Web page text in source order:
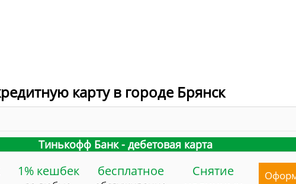
карту в городе Брянск
Тинькофф Банк - дебетовая карта
1% кешбек бесплатное
Снятие